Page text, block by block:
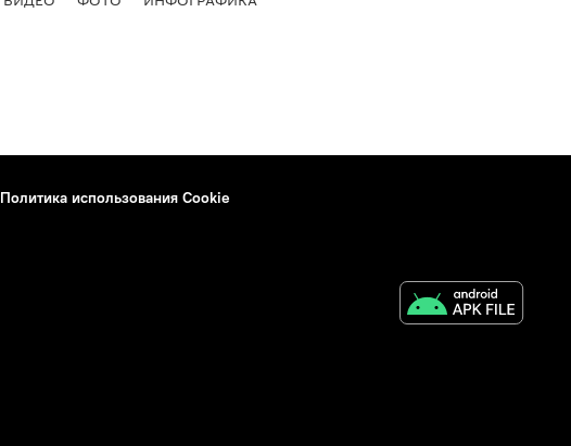
Политика использования Cookie